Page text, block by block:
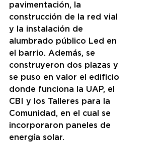
pavimentación, la
construcción de la red vial
y la instalación de
alumbrado público Led en
el barrio. Además, se
construyeron dos plazas y
se puso en valor el edificio
donde funciona la UAP, el
CBI y los Talleres para la
Comunidad, en el cual se
incorporaron paneles de
energía solar.